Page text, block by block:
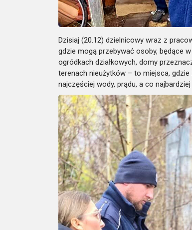
Dzisiaj (20.12) dzielnicowy wraz z
gdzie mogą przebywać osoby, będące
ogródkach działkowych, domy
terenach nieużytków – to miejsca,
najczęściej wody, prądu, a co